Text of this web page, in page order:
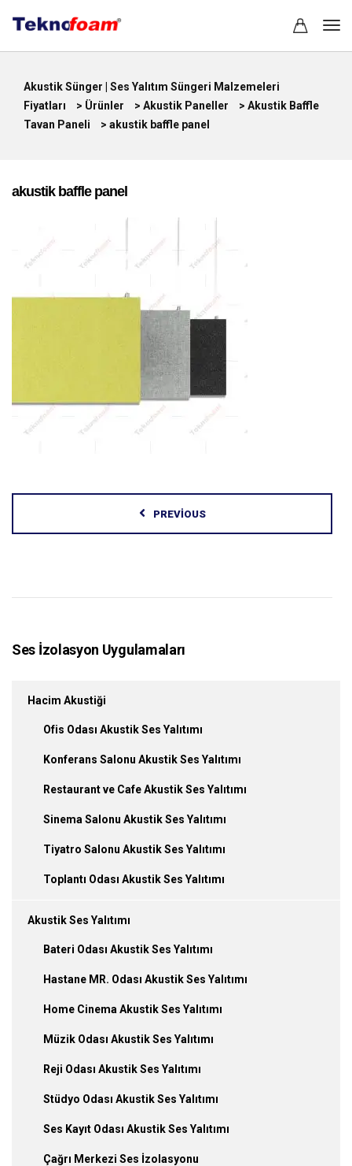
Akustik Sünger | Ses Yalıtım Süngeri Malzemeleri
Fiyatları
> Ürünler > Akustik Paneller > Akustik Baffle
Tavan Paneli
> akustik baffle panel
akustik baffle panel
PREVIOUS
Ses İzolasyon Uygulamaları
Hacim Akustiği
Ofis Odası Akustik Ses Yalıtımı
Konferans Salonu Akustik Ses Yalıtımı
Restaurant ve Cafe Akustik Ses Yalıtımı
Sinema Salonu Akustik Ses Yalıtımı
Tiyatro Salonu Akustik Ses Yalıtımı
Toplantı Odası Akustik Ses Yalıtımı
Akustik Ses Yalıtımı
Bateri Odası Akustik Ses Yalıtımı
Hastane MR. Odası Akustik Ses Yalıtımı
Home Cinema Akustik Ses Yalıtımı
Müzik Odası Akustik Ses Yalıtımı
Reji Odası Akustik Ses Yalıtımı
Stüdyo Odası Akustik Ses Yalıtımı
Ses Kayıt Odası Akustik Ses Yalıtımı
Çağrı Merkezi Ses İzolasyonu